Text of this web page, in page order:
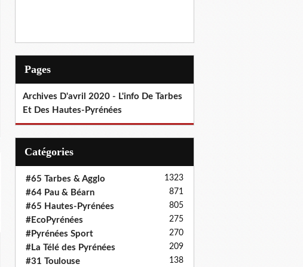
Pages
Archives D'avril 2020 - L'info De Tarbes
Et Des Hautes-Pyrénées
Catégories
#65 Tarbes & Agglo 1323
#64 Pau & Béarn 871
#65 Hautes-Pyrénées 805
#EcoPyrénées 275
#Pyrénées Sport 270
#La Télé des Pyrénées 209
#31 Toulouse 138